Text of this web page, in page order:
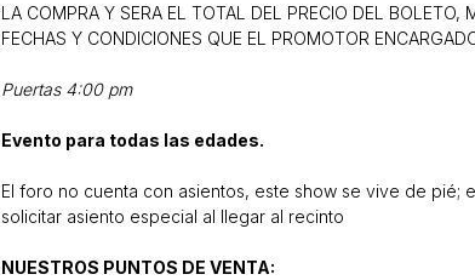
LA COMPRA Y SERA EL TOTAL DEL PRECIO DEL BOLETO,
FECHAS Y CONDICIONES QUE EL PROMOTOR
Puertas 4:00 pm
Evento para todas las edades.
El foro no cuenta con asientos, este show se vive de pié;
solicitar asiento especial al llegar al recinto
NUESTROS PUNTOS DE VENTA: